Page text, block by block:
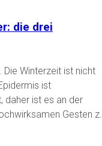
die drei
Die Winterzeit ist nicht
ist
daher ist es an der
Gesten z.